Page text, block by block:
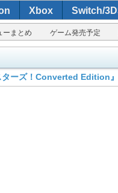
Xbox Switch/
ーまとめ ゲーム発売予定
ーズ！Converted Edition』